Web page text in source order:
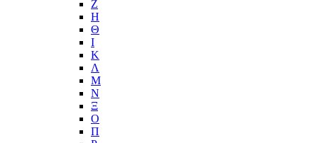
Ζ
Η
Θ
Ι
Κ
Λ
Μ
Ν
Ξ
Ο
Π